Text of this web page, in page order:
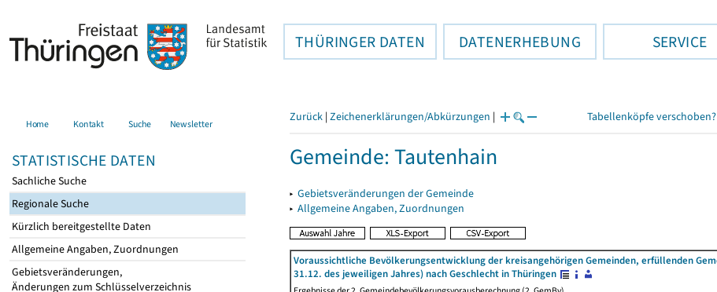
THÜRINGER DATEN DATENERHEBUNG SERVICE
Home Kontakt Suche Newsletter
STATISTISCHE DATEN
Sachliche Suche
Regionale Suche
Kürzlich bereitgestellte Daten
Allgemeine Angaben, Zuordnungen
Gebietsveränderungen,
Änderungen zum Schlüsselverzeichnis
Zurück | Zeichenerklärungen/Abkürzungen | Tabellenköpfe verschoben?
Gemeinde: Tautenhain
▸ Gebietsveränderungen der Gemeinde
▸ Allgemeine Angaben, Zuordnungen
Voraussichtliche Bevölkerungsentwicklung der kreisangehörigen Gemeinden, erfüllenden
31.12. des jeweiligen Jahres) nach Geschlecht in Thüringen